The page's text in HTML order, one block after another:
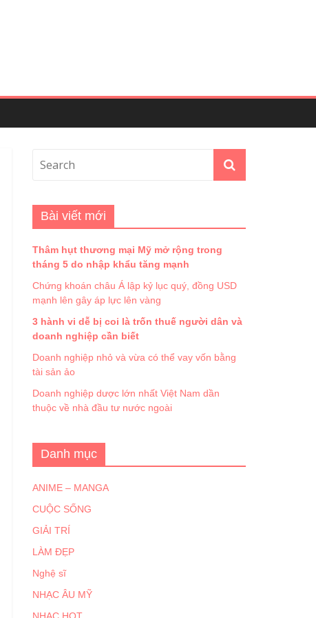
Bài viết mới
Thâm hụt thương mại Mỹ mở rộng trong
tháng 5 do nhập khẩu tăng mạnh
Chứng khoán châu Á lập kỷ lục quý, đồng USD
mạnh lên gây áp lực lên vàng
3 hành vi dễ bị coi là trốn thuế người dân và
doanh nghiệp cần biết
Doanh nghiệp nhỏ và vừa có thể vay vốn bằng
tài sản ảo
Doanh nghiệp dược lớn nhất Việt Nam dần
thuộc về nhà đầu tư nước ngoài
Danh mục
ANIME – MANGA
CUỘC SỐNG
GIẢI TRÍ
LÀM ĐẸP
Nghệ sĩ
NHẠC ÂU MỸ